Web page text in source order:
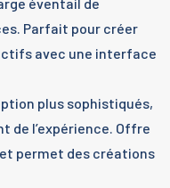
éventail de
Parfait pour créer
avec une interface
plus sophistiqués,
de l’expérience. Offre
permet des créations